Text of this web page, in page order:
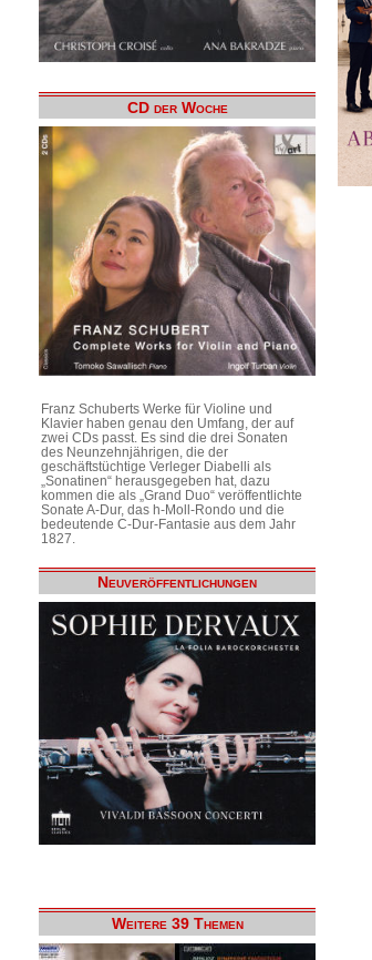
CD der Woche
Franz Schuberts Werke für Violine und
Klavier haben genau den Umfang, der auf
zwei CDs passt. Es sind die drei Sonaten
des Neunzehnjährigen, die der
geschäftstüchtige Verleger Diabelli als
„Sonatinen“ herausgegeben hat, dazu
kommen die als „Grand Duo“ veröffentlichte
Sonate A-Dur, das h-Moll-Rondo und die
bedeutende C-Dur-Fantasie aus dem Jahr
1827.
Neuveröffentlichungen
Weitere 39 Themen